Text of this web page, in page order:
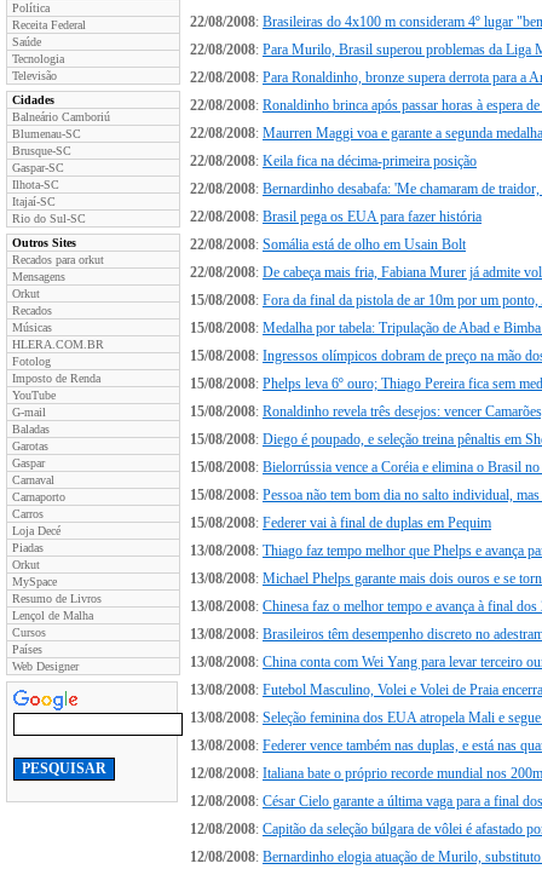
Política
Receita Federal
Saúde
Tecnologia
Televisão
Cidades
Balneário Camboriú
Blumenau-SC
Brusque-SC
Gaspar-SC
Ilhota-SC
Itajaí-SC
Rio do Sul-SC
Outros Sites
Recados para orkut
Mensagens
Orkut
Recados
Músicas
HLERA.COM.BR
Fotolog
Imposto de Renda
YouTube
G-mail
Baladas
Garotas
Gaspar
Carnaval
Carnaporto
Carros
Loja Decé
Piadas
Orkut
MySpace
Resumo de Livros
Lençol de Malha
Cursos
Países
Web Designer
22/08/2008: Brasileiras do 4x100 m consideram 4º lugar
22/08/2008: Para Murilo, Brasil superou problemas da Liga
22/08/2008: Para Ronaldinho, bronze supera derrota para a
22/08/2008: Ronaldinho brinca após passar horas à espera de
22/08/2008: Maurren Maggi voa e garante a segunda
22/08/2008: Keila fica na décima-primeira posição
22/08/2008: Bernardinho desabafa: 'Me chamaram de
22/08/2008: Brasil pega os EUA para fazer história
22/08/2008: Somália está de olho em Usain Bolt
22/08/2008: De cabeça mais fria, Fabiana Murer já admite
15/08/2008: Fora da final da pistola de ar 10m por um
15/08/2008: Medalha por tabela: Tripulação de Abad e
15/08/2008: Ingressos olímpicos dobram de preço na mão
15/08/2008: Phelps leva 6º ouro; Thiago Pereira fica sem
15/08/2008: Ronaldinho revela três desejos: vencer
15/08/2008: Diego é poupado, e seleção treina pênaltis em
15/08/2008: Bielorrússia vence a Coréia e elimina o Brasil
15/08/2008: Pessoa não tem bom dia no salto individual, mas
15/08/2008: Federer vai à final de duplas em Pequim
13/08/2008: Thiago faz tempo melhor que Phelps e avança
13/08/2008: Michael Phelps garante mais dois ouros e se
13/08/2008: Chinesa faz o melhor tempo e avança à final
13/08/2008: Brasileiros têm desempenho discreto no
13/08/2008: China conta com Wei Yang para levar terceiro
13/08/2008: Futebol Masculino, Volei e Volei de Praia
13/08/2008: Seleção feminina dos EUA atropela Mali e
13/08/2008: Federer vence também nas duplas, e está nas
12/08/2008: Italiana bate o próprio recorde mundial nos
12/08/2008: César Cielo garante a última vaga para a final
12/08/2008: Capitão da seleção búlgara de vôlei é afastado
12/08/2008: Bernardinho elogia atuação de Murilo,